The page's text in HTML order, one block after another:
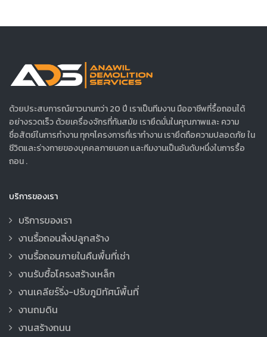
ด้วยประสบการณ์ยาวนานกว่า 20 ปี เราเป็นทีมงาน มืออาชีพที่รื้อถอนได้
อย่างรวดเร็ว ด้วยเครื่องจักรที่ทันสมัย เรายึดมั่นในคุณภาพและ ความ
ซื่อสัตย์ในการทำงาน ทุกๆโครงการที่เราทำงาน เรายึดถือความปลอดภัย ใน
ชีวิตและร่างกายของบุคคลภายนอก และทีมงานเป็นอันดับหนึ่งในการรื้อ
ถอน .
บริการของเรา
บริการของเรา
งานรื้อถอนสิ่งปลูกสร้าง
งานรื้อถอนภายในคืนพื้นที่เช่า
งานรับซื้อโครงสร้างเหล็ก
งานเคลียร์ริ่ง-ปรับภูมิทัศน์พื้นที่
งานถมดิน
งานสร้างถนน